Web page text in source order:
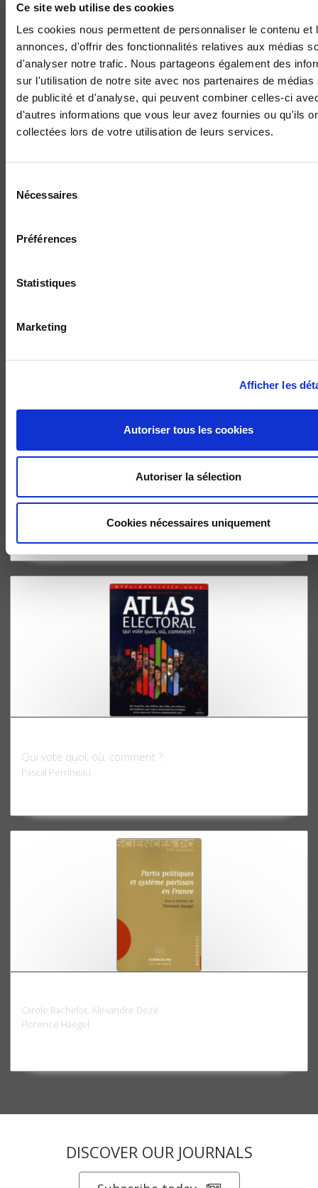
Ce site web utilise des cookies
Les cookies nous permettent de personnaliser le contenu et
annonces, d'offrir des fonctionnalités relatives aux médias
d'analyser notre trafic. Nous partageons également des
sur l'utilisation de notre site avec nos partenaires de médias
de publicité et d'analyse, qui peuvent combiner celles-ci
d'autres informations que vous leur avez fournies ou qu'ils
collectées lors de votre utilisation de leurs services.
Nécessaires
Préférences
Statistiques
Marketing
Afficher les
Autoriser tous les cookies
Autoriser la sélection
Cookies nécessaires uniquement
Mélanges en l'honneur de Jean-Luc Parodi
La politique en France et en Europe
Pascal Perrineau, Luc Rouban
Qui vote quoi, où, comment ?
Pascal Perrineau
Carole Bachelot, Alexandre Dézé
Florence Haegel
DISCOVER OUR JOURNALS